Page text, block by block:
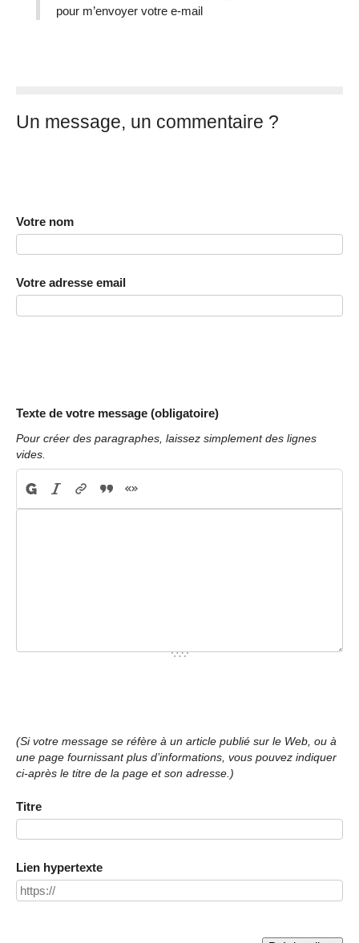
pour m’envoyer votre e-mail
Un message, un commentaire ?
Votre nom
Votre adresse email
Texte de votre message (obligatoire)
Pour créer des paragraphes, laissez simplement des lignes
vides.
(Si votre message se réfère à un article publié sur le Web, ou à
une page fournissant plus d’informations, vous pouvez indiquer
ci-après le titre de la page et son adresse.)
Titre
Lien hypertexte